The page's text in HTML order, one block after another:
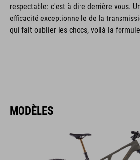
respectable: c'est à dire derrière vous.
efficacité exceptionnelle de la
qui fait oublier les chocs, voilà la
MODÈLES